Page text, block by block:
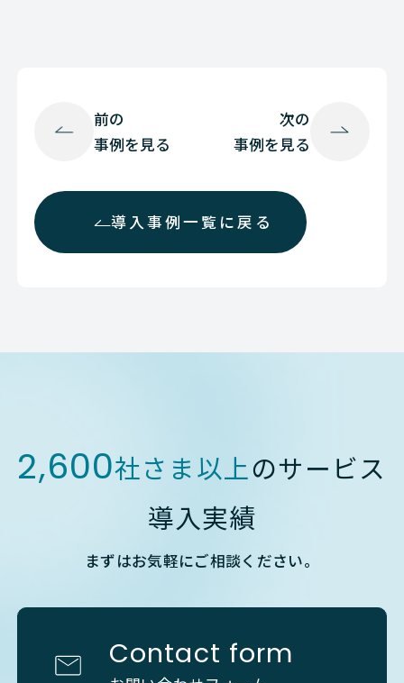
前の
事例を見る
導入事例一覧に戻る
次の
事例を見る
2,600社さま以上のサービス
導入実績
まずはお気軽にご相談ください。
Contact form